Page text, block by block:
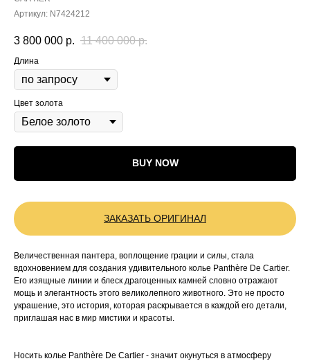
Артикул: N7424212
3 800 000 р. 11 400 000 р.
Длина
Цвет золота
BUY NOW
ЗАКАЗАТЬ ОРИГИНАЛ
Величественная пантера, воплощение грации и силы, стала
вдохновением для создания удивительного колье Panthère De Cartier.
Его изящные линии и блеск драгоценных камней словно отражают
мощь и элегантность этого великолепного животного. Это не просто
украшение, это история, которая раскрывается в каждой его детали,
приглашая нас в мир мистики и красоты.
Носить колье Panthère De Cartier - значит окунуться в атмосферу